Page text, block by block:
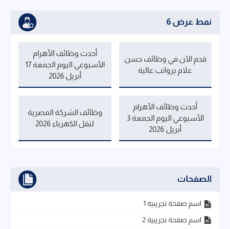
نمط عرض 6
قدم الآن في وظائف حسن
علام برواتب عالية
أحدث وظائف الأهرام
الأسبوعي اليوم الجمعة 17
أبريل 2026
أحدث وظائف الأهرام
الأسبوعي اليوم الجمعة 3
أبريل 2026
وظائف الشركة المصرية
لنقل الكهرباء 2026
الصفحات
اسم صفحة تجريبية 1
اسم صفحة تجريبية 2